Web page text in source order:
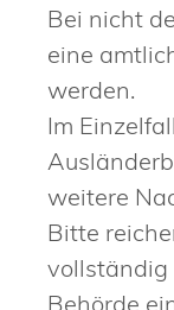
Bei nicht
eine
werden.
Im
weitere
Bitte
vollständig
Behörde